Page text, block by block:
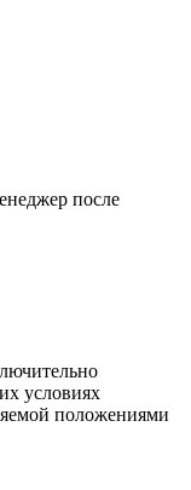
после
условиях
положениями